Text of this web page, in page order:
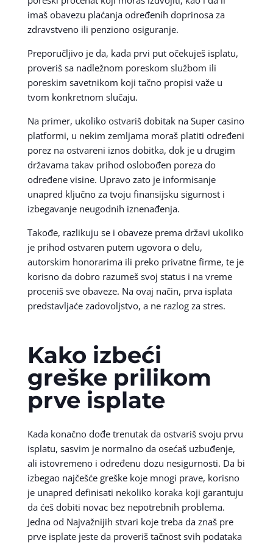
imaš obavezu plaćanja određenih doprinosa za
zdravstveno ili penziono osiguranje.
Preporučljivo je da, kada prvi put očekuješ isplatu,
proveriš sa nadležnom poreskom službom ili
poreskim savetnikom koji tačno propisi važe u
tvom konkretnom slučaju.
Na primer, ukoliko ostvariš dobitak na Super casino
platformi, u nekim zemljama moraš platiti određeni
porez na ostvareni iznos dobitka, dok je u drugim
državama takav prihod oslobođen poreza do
određene visine. Upravo zato je informisanje
unapred ključno za tvoju finansijsku sigurnost i
izbegavanje neugodnih iznenađenja.
Takođe, razlikuju se i obaveze prema državi ukoliko
je prihod ostvaren putem ugovora o delu,
autorskim honorarima ili preko privatne firme, te je
korisno da dobro razumeš svoj status i na vreme
proceniš sve obaveze. Na ovaj način, prva isplata
predstavljaće zadovoljstvo, a ne razlog za stres.
Kako izbeći
greške prilikom
prve isplate
Kada konačno dođe trenutak da ostvariš svoju prvu
isplatu, sasvim je normalno da osećaš uzbuđenje,
ali istovremeno i određenu dozu nesigurnosti. Da bi
izbegao najčešće greške koje mnogi prave, korisno
je unapred definisati nekoliko koraka koji garantuju
da ćeš dobiti novac bez nepotrebnih problema.
Jedna od Najvažnijih stvari koje treba da znaš pre
prve isplate jeste da proveriš tačnost svih podataka